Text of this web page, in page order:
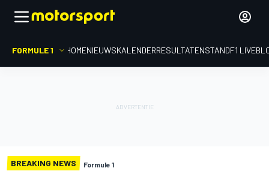
FORMULE 1 HOMENIEUWSKALENDERRESULTATENSTANDF1
BREAKING NEWS Formule 1